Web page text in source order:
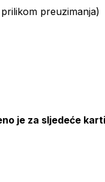
preuzimanja)
je za sljedeće